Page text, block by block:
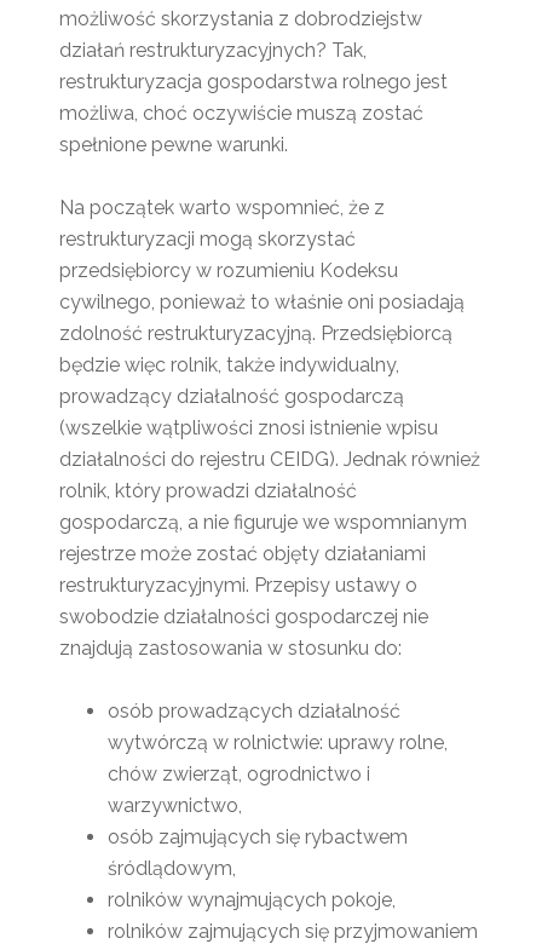
możliwość skorzystania z dobrodziejstw
działań restrukturyzacyjnych? Tak,
restrukturyzacja gospodarstwa rolnego jest
możliwa, choć oczywiście muszą zostać
spełnione pewne warunki.
Na początek warto wspomnieć, że z
restrukturyzacji mogą skorzystać
przedsiębiorcy w rozumieniu Kodeksu
cywilnego, ponieważ to właśnie oni posiadają
zdolność restrukturyzacyjną. Przedsiębiorcą
będzie więc rolnik, także indywidualny,
prowadzący działalność gospodarczą
(wszelkie wątpliwości znosi istnienie wpisu
działalności do rejestru CEIDG). Jednak również
rolnik, który prowadzi działalność
gospodarczą, a nie figuruje we wspomnianym
rejestrze może zostać objęty działaniami
restrukturyzacyjnymi. Przepisy ustawy o
swobodzie działalności gospodarczej nie
znajdują zastosowania w stosunku do:
osób prowadzących działalność
wytwórczą w rolnictwie: uprawy rolne,
chów zwierząt, ogrodnictwo i
warzywnictwo,
osób zajmujących się rybactwem
śródlądowym,
rolników wynajmujących pokoje,
rolników zajmujących się przyjmowaniem